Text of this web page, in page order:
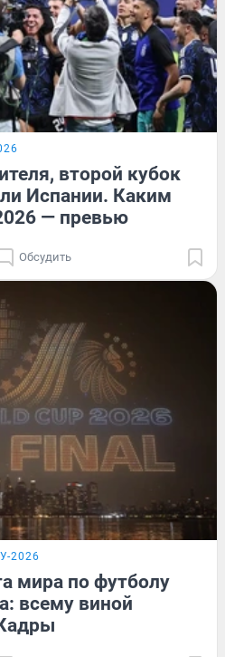
второй кубок
Испании. Каким
— превью
Обсудить
2026
мира по футболу
всему виной